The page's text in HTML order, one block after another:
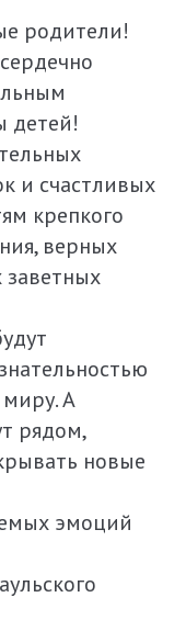
родители!
детей!
и счастливых
крепкого
верных
А
рядом,
новые
эмоций